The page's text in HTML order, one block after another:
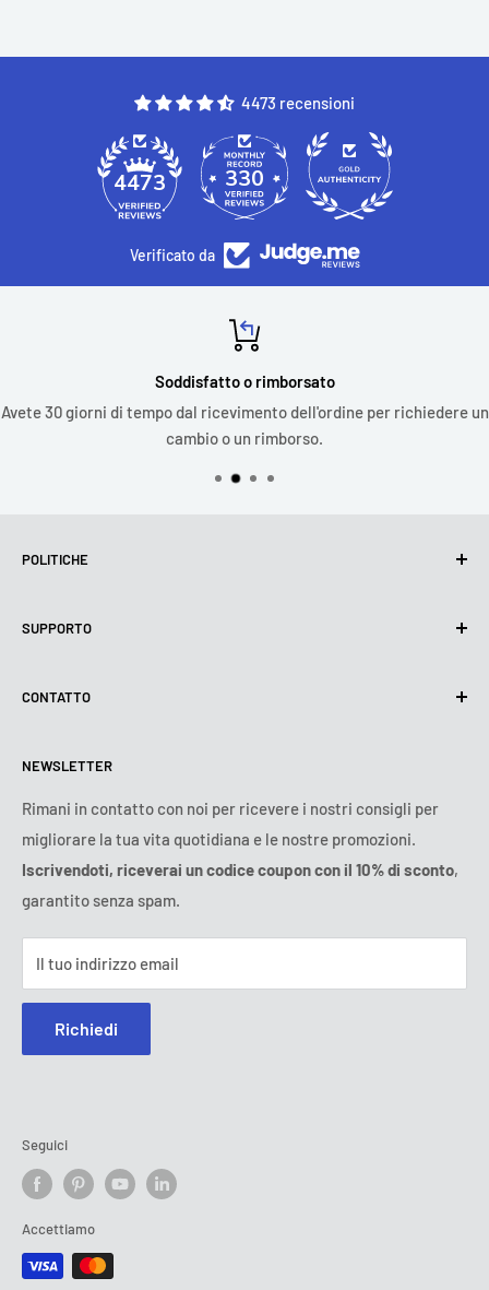
4473 recensioni
4473 330
Verificato da
Soddisfatto o rimborsato
Avete 30 giorni di tempo dal ricevimento dell'ordine per richiedere un
cambio o un rimborso.
POLITICHE
Utilizzo dei cookie (GDPR)
Politica di spedizione
Condizioni di pagamento
T&C dell'abbonamento
SUPPORTO
Contattateci
Avviso legale
FAQ
Risoluzione online delle controversie
CONTATTO
Martedì:9:00 - 18:00
Mercoledì:
9:00 - 18:00
Giovedì:
9:00 - 18:00
Venerdì:
9:00 - 18:00
Sabato - Domenica:
E-mail: contatto@ozerty-italia.com
NEWSLETTER
Rimani in contatto con noi per ricevere i nostri consigli per
migliorare la tua vita quotidiana e le nostre promozioni.
Iscrivendoti, riceverai un codice coupon con il 10% di sconto,
garantito senza spam.
Il tuo indirizzo email
Richiedi
Seguici
Accettiamo